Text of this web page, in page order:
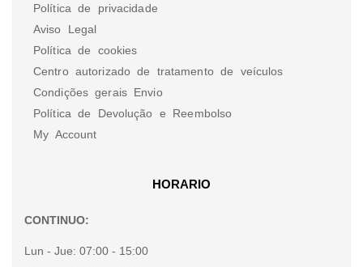
Política de privacidade
Aviso Legal
Política de cookies
Centro autorizado de tratamento de veículos
Condições gerais Envio
Política de Devolução e Reembolso
My Account
HORARIO
CONTINUO:
Lun - Jue: 07:00 - 15:00